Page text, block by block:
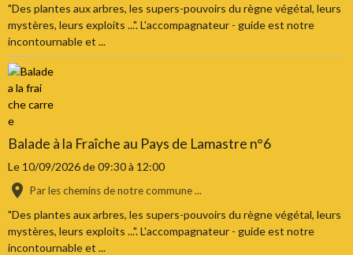
"Des plantes aux arbres, les supers-pouvoirs du règne végétal, leurs
mystères, leurs exploits ...". L'accompagnateur - guide est notre
incontournable et ...
Balade à la Fraîche au Pays de Lamastre n°6
Le 10/09/2026de 09:30à 12:00
Par les chemins de notre commune ...
"Des plantes aux arbres, les supers-pouvoirs du règne végétal, leurs
mystères, leurs exploits ...". L'accompagnateur - guide est notre
incontournable et ...